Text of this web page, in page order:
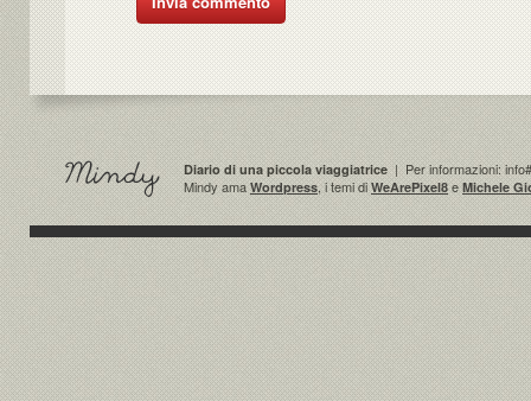
Diario di una piccola viaggiatrice| Per informazioni:
Mindy amaWordpress, i temi diWeArePixel8eMichele